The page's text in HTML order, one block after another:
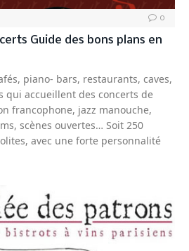
0
Guide des bons plans en
piano- bars, restaurants, caves,
qui accueillent des concerts de
francophone, jazz manouche,
scènes ouvertes… Soit 250
avec une forte personnalité